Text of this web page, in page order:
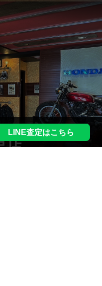
店
LINE査定はこちら